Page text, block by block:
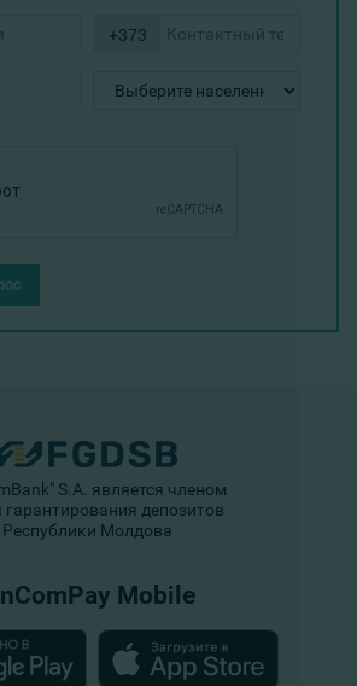
+373
S.A. является членом
депозитов
Республики Молдова
Mobile